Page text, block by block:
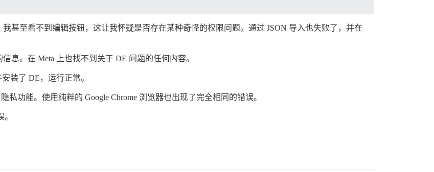
甚至看不到编辑按钮，这让我怀疑是否存在某种奇怪的权限问题。通过 JSON 导入也失败了，并在
息。在 Meta 上也找不到关于 DE 问题的任何内容。
装了 DE，运行正常。
私功能。使用纯粹的 Google Chrome 浏览器也出现了完全相同的错误。